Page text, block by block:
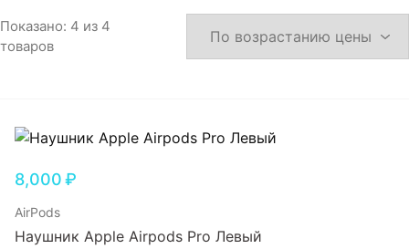
Показано: 4 из 4
товаров
8,000₽
AirPods
Наушник Apple Airpods Pro Левый